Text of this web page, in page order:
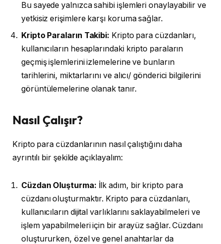
Bu sayede yalnızca sahibi işlemleri onaylayabilir ve
yetkisiz erişimlere karşı koruma sağlar.
Kripto Paraların Takibi: Kripto para cüzdanları,
kullanıcıların hesaplarındaki kripto paraların
geçmiş işlemlerini izlemelerine ve bunların
tarihlerini, miktarlarını ve alıcı/ gönderici bilgilerini
görüntülemelerine olanak tanır.
Nasıl Çalışır?
Kripto para cüzdanlarının nasıl çalıştığını daha
ayrıntılı bir şekilde açıklayalım:
Cüzdan Oluşturma: İlk adım, bir kripto para
cüzdanı oluşturmaktır. Kripto para cüzdanları,
kullanıcıların dijital varlıklarını saklayabilmeleri ve
işlem yapabilmeleri için bir arayüz sağlar. Cüzdanı
oluştururken, özel ve genel anahtarlar da